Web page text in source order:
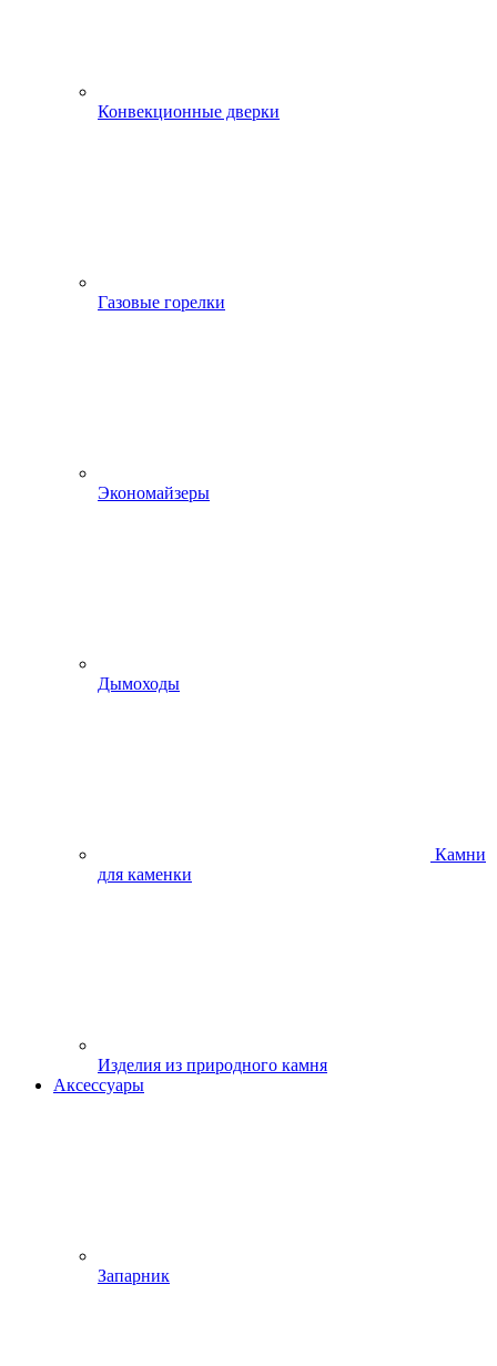
Конвекционные дверки
Газовые горелки
Экономайзеры
Дымоходы
Камни
для каменки
Изделия из природного камня
Аксессуары
Запарник